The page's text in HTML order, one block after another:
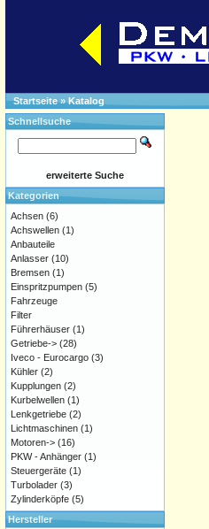
Startseite»Katalog
Schnellsuche
erweiterte Suche
Kategorien
Achsen (6)
Achswellen (1)
Anbauteile
Anlasser (10)
Bremsen (1)
Einspritzpumpen (5)
Fahrzeuge
Filter
Führerhäuser (1)
Getriebe-> (28)
Iveco - Eurocargo (3)
Kühler (2)
Kupplungen (2)
Kurbelwellen (1)
Lenkgetriebe (2)
Lichtmaschinen (1)
Motoren-> (16)
PKW - Anhänger (1)
Steuergeräte (1)
Turbolader (3)
Zylinderköpfe (5)
Hersteller